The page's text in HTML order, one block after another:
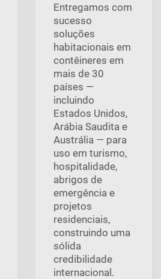
Entregamos com
sucesso
soluções
habitacionais em
contêineres em
mais de 30
países —
incluindo
Estados Unidos,
Arábia Saudita e
Austrália — para
uso em turismo,
hospitalidade,
abrigos de
emergência e
projetos
residenciais,
construindo uma
sólida
credibilidade
internacional.